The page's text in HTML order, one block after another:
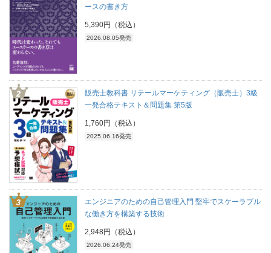
ースの書き方
5,390円（税込）
2026.08.05発売
販売士教科書 リテールマーケティング（販売士）3級
一発合格テキスト＆問題集 第5版
1,760円（税込）
2025.06.16発売
エンジニアのための自己管理入門 堅牢でスケーラブル
な働き方を構築する技術
2,948円（税込）
2026.06.24発売